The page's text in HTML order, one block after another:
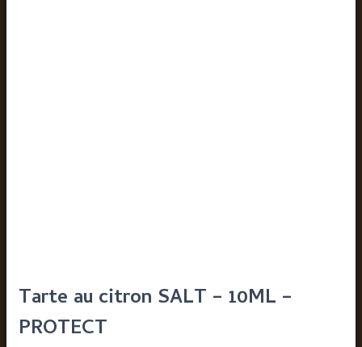
Tarte au citron SALT – 10ML –
PROTECT